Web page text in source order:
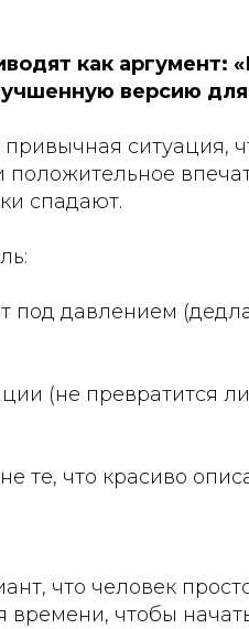
как аргумент:
версию
ситуация,
положительное
спадают.
под давлением
(не превратится
те, что красиво
что человек
времени, чтобы